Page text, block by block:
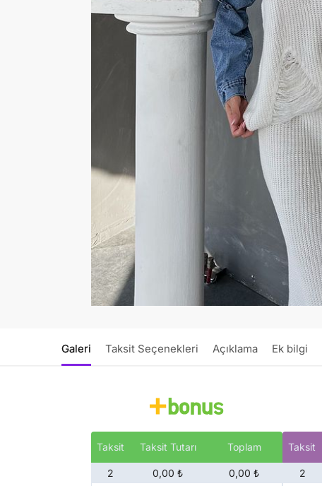
Galeri Taksit Seçenekleri Açıklama Ek bilgi
Taksit Taksit Tutarı Toplam
2 0,00 ₺
0,00 ₺
Taksit
2